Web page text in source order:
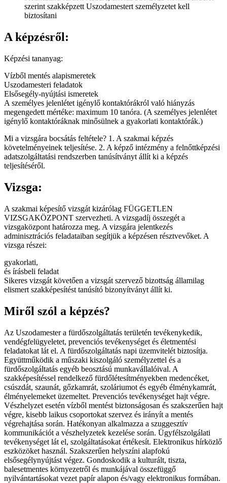
szerint szakképzett Uszodamestert személyzetet kell
biztosítani
A képzésről:
Képzési tananyag:
Vízből mentés alapismeretek
Uszodamesteri feladatok
Elsősegély-nyújtási ismeretek
A személyes jelenlétet igénylő kontaktórákról való hiányzás
megengedett mértéke: maximum 10 tanóra. (A személyes jelenlétet
igénylő kontaktóráknak minősülnek a gyakorlati kontaktórák.)
Mi a vizsgára bocsátás feltétele? 1. A szakmai képzés
követelményeinek teljesítése. 2. A képző intézmény a felnőttképzési
adatszolgáltatási rendszerben tanúsítványt állít ki a képzés
teljesítéséről.
Vizsga:
A szakmai képesítő vizsgát kizárólag FÜGGETLEN
VIZSGAKÖZPONT szervezheti. A vizsgadíj összegét a
vizsgaközpont határozza meg. A vizsgára jelentkezés
adminisztrációs feladataiban segítjük a képzésen résztvevőket. A
vizsga részei:
gyakorlati,
és írásbeli feladat
Sikeres vizsgát követően a vizsgát szervező bizottság államilag
elismert szakképesítést tanúsító bizonyítványt állít ki.
Miről szól a képzés?
Az Uszodamester a fürdőszolgáltatás területén tevékenykedik,
vendégfelügyeletet, prevenciós tevékenységet és életmentési
feladatokat lát el. A fürdőszolgáltatás napi üzemvitelét biztosítja.
Együttműködik a műszaki kiszolgáló személyzettel és a
fürdőszolgáltatás egyéb beosztású munkavállalóival. A
szakképesítéssel rendelkező fürdőlétesítményekben medencéket,
csúszdát, szaunát, gőzkamrát, szoláriumot és egyéb élménykamrát,
élményelemeket üzemeltet. Prevenciós tevékenységet hajt végre.
Vészhelyzet esetén vízből mentést biztonságosan és szakszerűen hajt
végre, kisebb laikus csoportokat szervez és irányít a mentés
végrehajtása során. Hatékonyan alkalmazza a szuggesztív
kommunikációt a vészhelyzetek kezelése során. Ügyfélszolgálati
tevékenységet lát el, szolgáltatásokat értékesít. Elektronikus hírközlő
eszközöket használ. Szakszerűen helyszíni alapfokú
elsősegélynyújtást végez. Gondoskodik a kulturált, tiszta,
balesetmentes környezetről és munkájával összefüggő
nyilvántartásokat vezet papír alapon és/vagy elektronikus formában.